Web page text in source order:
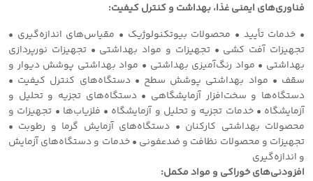
فناوری‌های ایمنی غذا، بهداشت و کنترل کیفیت:
• خدمات تأیید • محصولات بیوتکنولوژیک • مقیاس‌های اندازه‌گیری •
تجهیزات آفت کشی • تجهیزات و مواد بهداشتی • تجهیزات نورپردازی
بهداشتی • مواد رنگ‌آمیزی بهداشتی • مواد بهداشتی پوشش دیوار و
سقف • مواد بهداشتی پوشش سطح • دستگاه‌های کنترل کیفیت •
دستگاه‌ها و سخت‌افزار آزمایشگاهی • دستگاه‌های تجزیه و تحلیل و
آزمایشگاه • خدمات تجزیه و تحلیل و آزمایشگاه • فلزیاب‌ها • تجهیزات و
محصولات بهداشتی کارکنان • دستگاه‌های آزمایش گرما و رطوبت •
تجهیزات و محصولات نظافت و ضدعفونی • خدمات و دستگاه‌های آزمایش
و اندازه‌گیری
افزودنی‌های خوراکی و مواد مکمل: